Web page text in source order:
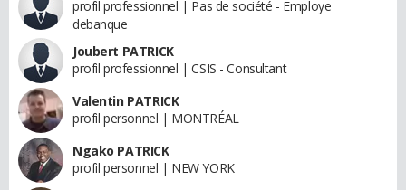
profil professionnel | Pas de société - Employe
debanque
Joubert PATRICK
profil professionnel | CSIS - Consultant
Valentin PATRICK
profil personnel | MONTRÉAL
Ngako PATRICK
profil personnel | NEW YORK